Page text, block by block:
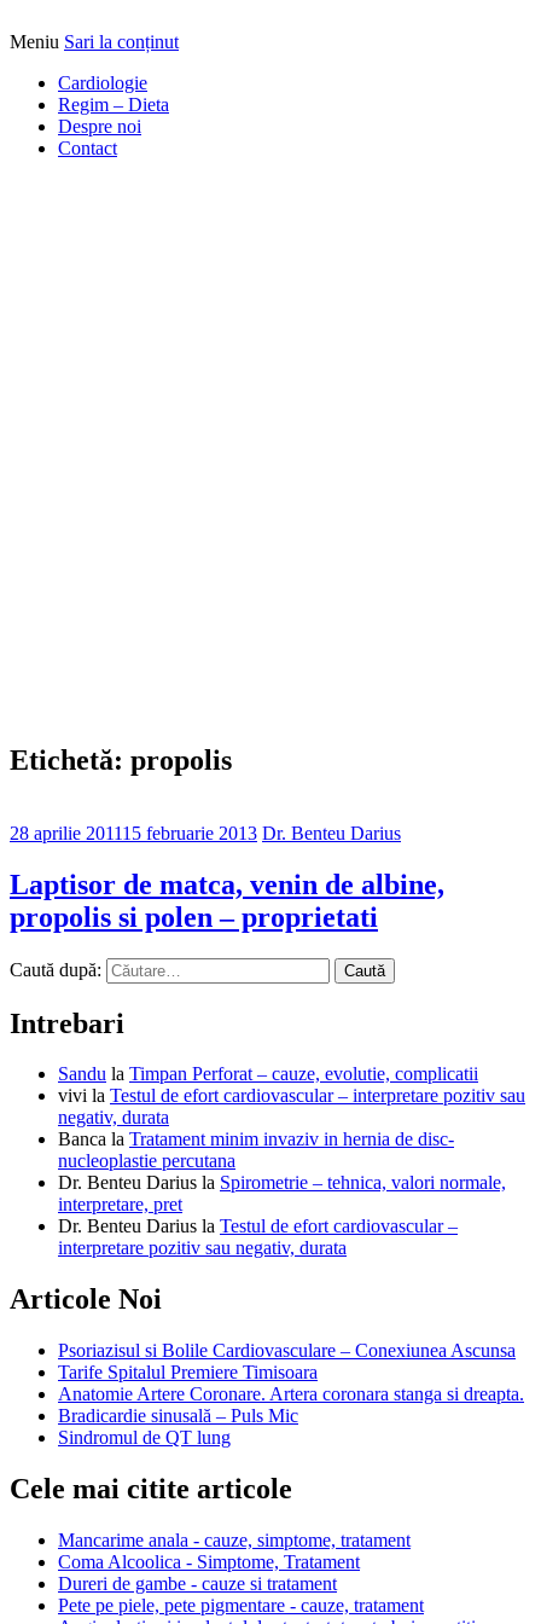
DrBendo.ro
Alimentatia sa iti fie medicatia
Meniu Sari la conținut
Cardiologie
Regim – Dieta
Despre noi
Contact
Etichetă: propolis
28 aprilie 201115 februarie 2013 Dr. Benteu Darius
Laptisor de matca, venin de albine,
propolis si polen – proprietati
Caută după:
Intrebari
Sandu la Timpan Perforat – cauze, evolutie, complicatii
vivi la Testul de efort cardiovascular – interpretare pozitiv sau
negativ, durata
Banca la Tratament minim invaziv in hernia de disc-
nucleoplastie percutana
Dr. Benteu Darius la Spirometrie – tehnica, valori normale,
interpretare, pret
Dr. Benteu Darius la Testul de efort cardiovascular –
interpretare pozitiv sau negativ, durata
Articole Noi
Psoriazisul si Bolile Cardiovasculare – Conexiunea Ascunsa
Tarife Spitalul Premiere Timisoara
Anatomie Artere Coronare. Artera coronara stanga si dreapta.
Bradicardie sinusală – Puls Mic
Sindromul de QT lung
Cele mai citite articole
Mancarime anala - cauze, simptome, tratament
Coma Alcoolica - Simptome, Tratament
Dureri de gambe - cauze si tratament
Pete pe piele, pete pigmentare - cauze, tratament